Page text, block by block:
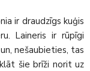
ir draudzīgs kuģis
Laineris ir rūpīgi
nešaubieties, tas
šie brīži norit uz